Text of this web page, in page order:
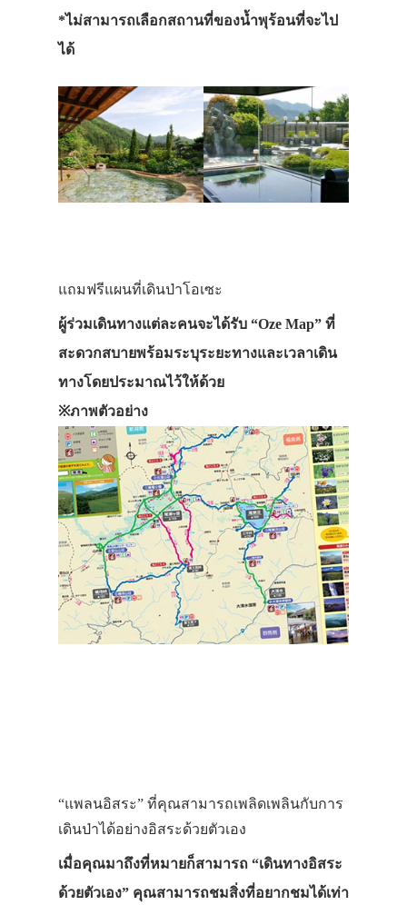
*ไม่สามารถเลือกสถานที่ของน้ำพุร้อนที่จะไป
ได้
แถมฟรีแผนที่เดินป่าโอเซะ
ผู้ร่วมเดินทางแต่ละคนจะได้รับ “Oze Map” ที่
สะดวกสบายพร้อมระบุระยะทางและเวลาเดิน
ทางโดยประมาณไว้ให้ด้วย
※ภาพตัวอย่าง
“แพลนอิสระ” ที่คุณสามารถเพลิดเพลินกับการ
เดินป่าได้อย่างอิสระด้วยตัวเอง
เมื่อคุณมาถึงที่หมายก็สามารถ “เดินทางอิสระ
ด้วยตัวเอง” คุณสามารถชมสิ่งที่อยากชมได้เท่า